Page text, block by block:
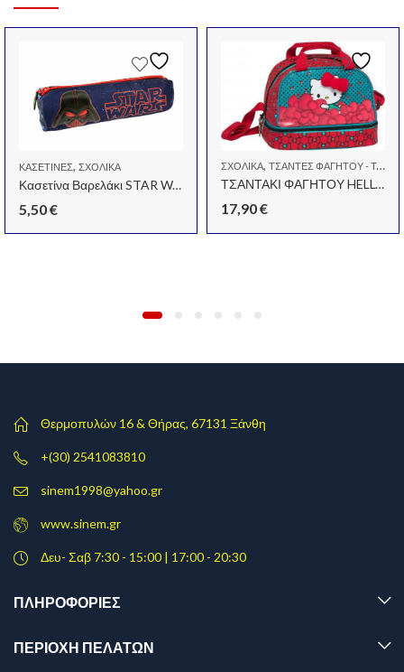
ΚΑΣΕΤΊΝΕΣ, ΣΧΟΛΙΚΆ
Κασετίνα Βαρελάκι STAR WARS
5,50€
ΣΧΟΛΙΚΆ, ΤΣΆΝΤΕΣ ΦΑΓΗΤΟΎ - ΤΑΠΕΡ - ΦΑΓΗΤΟΔΟΧΕΊΑ
ΤΣΑΝΤΑΚΙ ΦΑΓΗΤΟΥ HELLO KITTY
17,90€
Θερμοπυλών 16 & Θήρας, 67131 Ξάνθη
+(30) 2541083810
sinem1998@yahoo.gr
www.sinem.gr
Δευ- Σαβ 7:30 - 15:00 | 17:00 - 20:30
ΠΛΗΡΟΦΟΡΊΕΣ
ΠΕΡΙΟΧΗ ΠΕΛΑΤΩΝ